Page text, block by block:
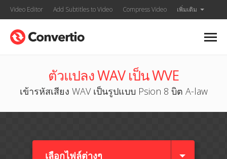
Video Editor Add Subtitles to Video Compress Video เพิ่มเติม
ตัวแปลง WAV เป็น WVE
เข้ารหัสเสียง WAV เป็นรูปแบบ Psion 8 บิต A-law
เลือกไฟล์ต่างๆ​